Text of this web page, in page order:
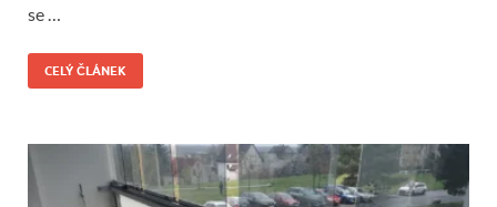
se …
CELÝ ČLÁNEK